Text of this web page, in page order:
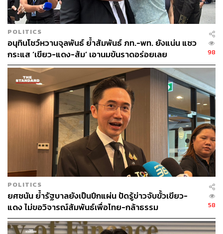
POLITICS
อนุทินโชว์หวานจุลพันธ์ ย้ำสัมพันธ์ ภท.-พท. ยังแน่น แซว
กระแส ‘เขียว-แดง-ส้ม’ เอานมข้นราดอร่อยเลย
98
POLITICS
ยศชนัน ย้ำรัฐบาลยังเป็นปึกแผ่น ปัดรู้ข่าวจับขั้วเขียว-
แดง ไม่ขอวิจารณ์สัมพันธ์เพื่อไทย-กล้าธรรม
58